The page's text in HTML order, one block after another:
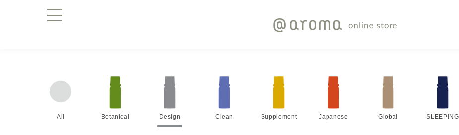
All Botanical Design Clean Supplement Japanese Global SLEEPING